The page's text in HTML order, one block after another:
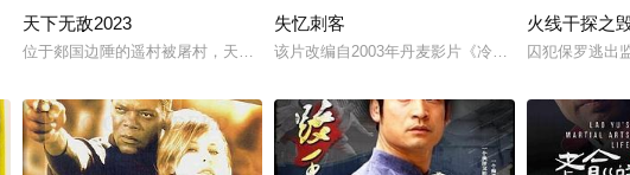
传，只听说习练金身神功者全身发光刀枪不入，但从未有人见过习练金身身功之人。在江
天下无敌2023
位于郯国边陲的遥村被屠村，天下无敌的侠客盖聂也死在这场屠杀之中。为报杀父之仇
失忆刺客
该片改编自2003年丹麦影片《冷面赤心》。讲述亚
火线干探之
囚犯保罗逃出